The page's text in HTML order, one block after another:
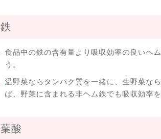
鉄
食品中の鉄の含有量より吸収効率の良いヘ
う。
温野菜ならタンパク質を一緒に、生野菜な
ば、野菜に含まれる非ヘム鉄でも吸収効率
葉酸